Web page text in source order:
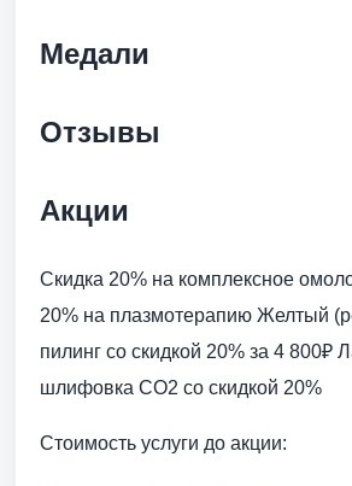
Медали
Отзывы
Акции
Скидка 20% на комплексное
20% на плазмотерапию Желтый
пилинг со скидкой 20% за 4 800₽
шлифовка СО2 со скидкой 20%
Стоимость услуги до акции: